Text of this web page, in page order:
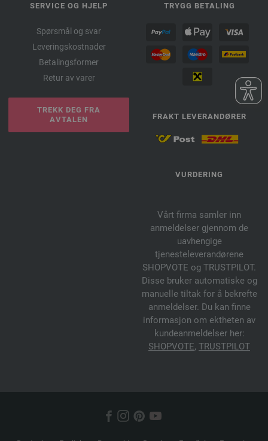
SERVICE OG HJELP
Spørsmål og svar
Leveringskostnader
Betalingsformer
Retur av varer
TREKK DEG FRA
AVTALEN
TRYGG BETALING
FRAKT LEVERANDØRER
VURDERING
Vårt firma samler inn
anmeldelser gjennom de
uavhengige
tjenesteleverandørene
SHOPVOTE og TRUSTPILOT.
SHOPVOTE